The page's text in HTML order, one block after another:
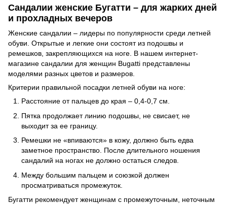
Сандалии женские Бугатти – для жарких дней
и прохладных вечеров
Женские сандалии – лидеры по популярности среди летней
обуви. Открытые и легкие они состоят из подошвы и
ремешков, закрепляющихся на ноге. В нашем интернет-
магазине сандалии для женщин Bugatti представлены
моделями разных цветов и размеров.
Критерии правильной посадки летней обуви на ноге:
Расстояние от пальцев до края – 0,4-0,7 см.
Пятка продолжает линию подошвы, не свисает, не
выходит за ее границу.
Ремешки не «впиваются» в кожу, должно быть едва
заметное пространство. После длительного ношения
сандалий на ногах не должно остаться следов.
Между большим пальцем и союзкой должен
просматриваться промежуток.
Бугатти рекомендует женщинам с промежуточным, неточным